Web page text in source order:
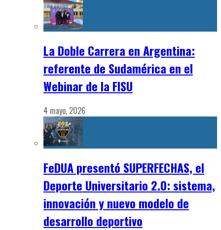
La Doble Carrera en Argentina:
referente de Sudamérica en el
Webinar de la FISU
4 mayo, 2026
FeDUA presentó SUPERFECHAS, el
Deporte Universitario 2.0: sistema,
innovación y nuevo modelo de
desarrollo deportivo